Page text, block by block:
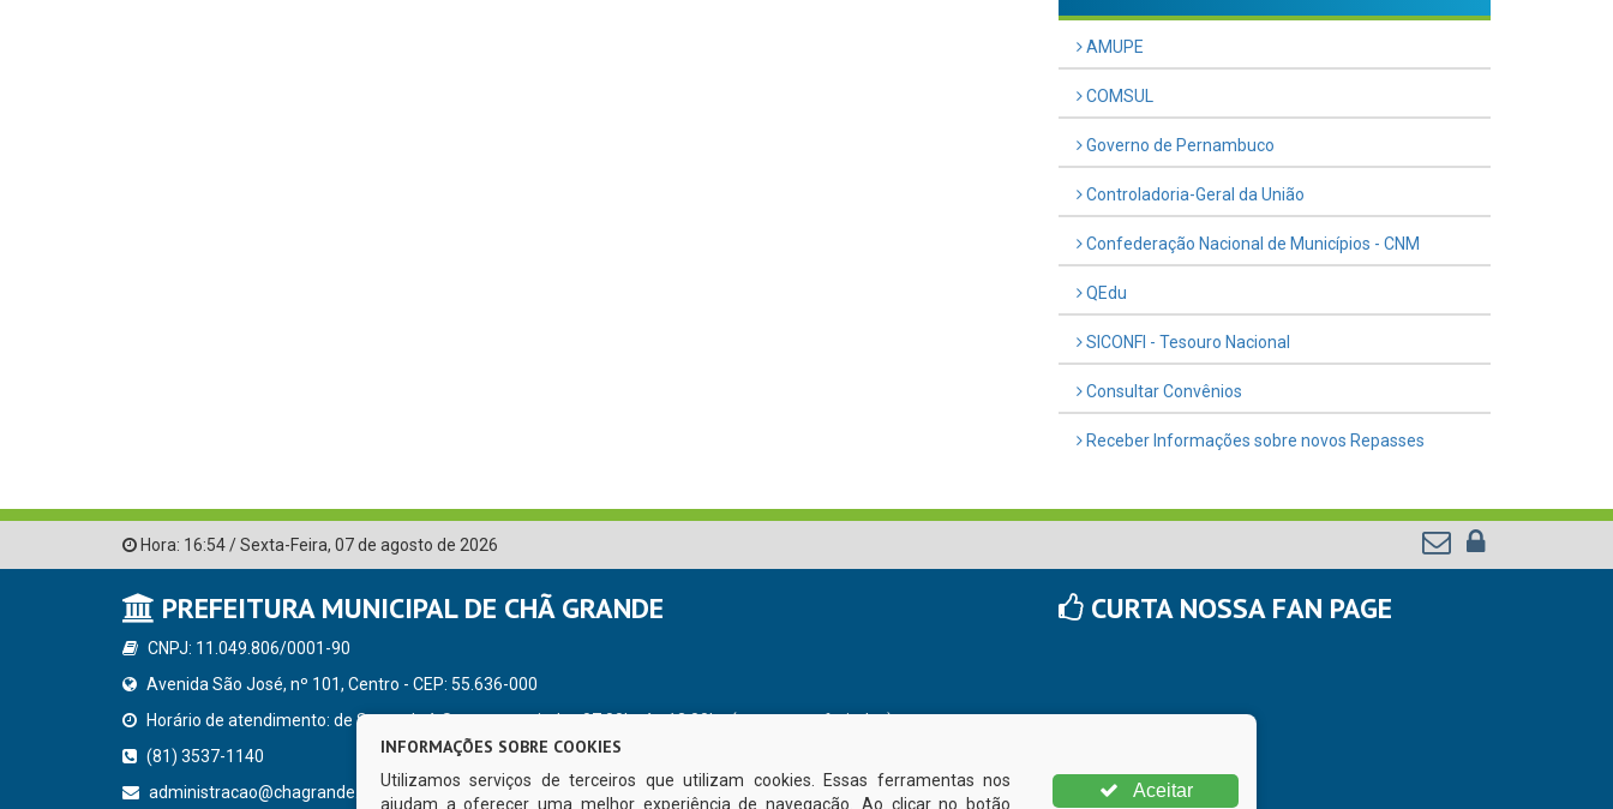
AMUPE
COMSUL
Governo de Pernambuco
Controladoria-Geral da União
Confederação Nacional de Municípios - CNM
QEdu
SICONFI - Tesouro Nacional
Consultar Convênios
Receber Informações sobre novos Repasses
Hora: 16:54/Sexta-Feira, 07 de agosto de 2026
PREFEITURA MUNICIPAL DE CHÃ GRANDE
CNPJ: 11.049.806/0001-90
Avenida São José, nº 101, Centro - CEP: 55.636-000
Horário de atendimento: de Segunda à Sexta, a partir das 07:00hs às 13:00hs (exceto nos feriados)
(81) 3537-1140
administracao@chagrande.pe.gov.br
CURTA NOSSA FAN PAGE
INFORMAÇÕES SOBRE COOKIES
Utilizamos serviços de terceiros que utilizam cookies. Essas ferramentas nos
ajudam a oferecer uma melhor experiência de navegação. Ao clicar no botão
Aceitar